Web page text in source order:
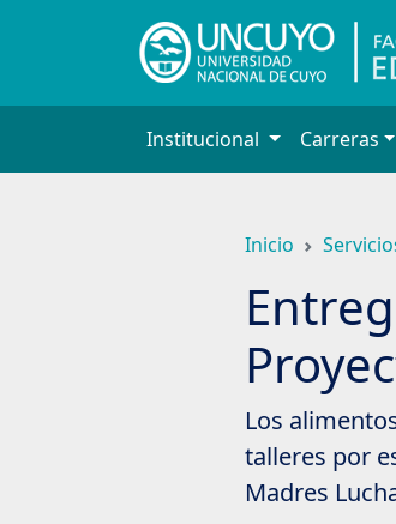
principal
Institucional Carreras
Inicio
Los
talleres por
Madres